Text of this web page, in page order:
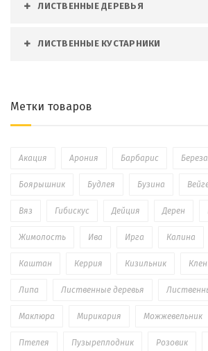
ЛИСТВЕННЫЕ ДЕРЕВЬЯ
ЛИСТВЕННЫЕ КУСТАРНИКИ
Метки товаров
Акация Арония Барбарис Береза
Боярышник Будлея Бузина
Вяз Гибискус Дейция Дерен
Жимолость Ива Ирга Калина
Каштан Керрия Кизильник Клен
Липа Лиственные деревья
Маклюра Мирикария Можжевельник
Птелея Пузыреплодник Розовик